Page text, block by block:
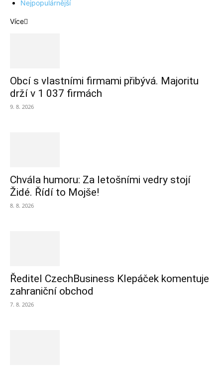
Nejpopulárnější
Více
Obcí s vlastními firmami přibývá. Majoritu
drží v 1 037 firmách
9. 8. 2026
Chvála humoru: Za letošními vedry stojí
Židé. Řídí to Mojše!
8. 8. 2026
Ředitel CzechBusiness Klepáček komentuje
zahraniční obchod
7. 8. 2026